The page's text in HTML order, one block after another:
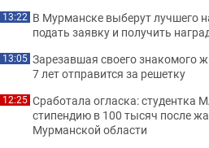
13:22 В Мурманске выберут лучшего
подать заявку и получить
13:05 Зарезавшая своего знакомого
7 лет отправится за решетку
12:25 Сработала огласка: студентка
стипендию в 100 тысяч после
Мурманской области